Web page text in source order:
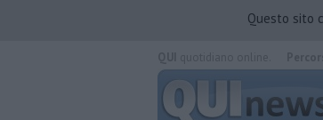
Questo sito